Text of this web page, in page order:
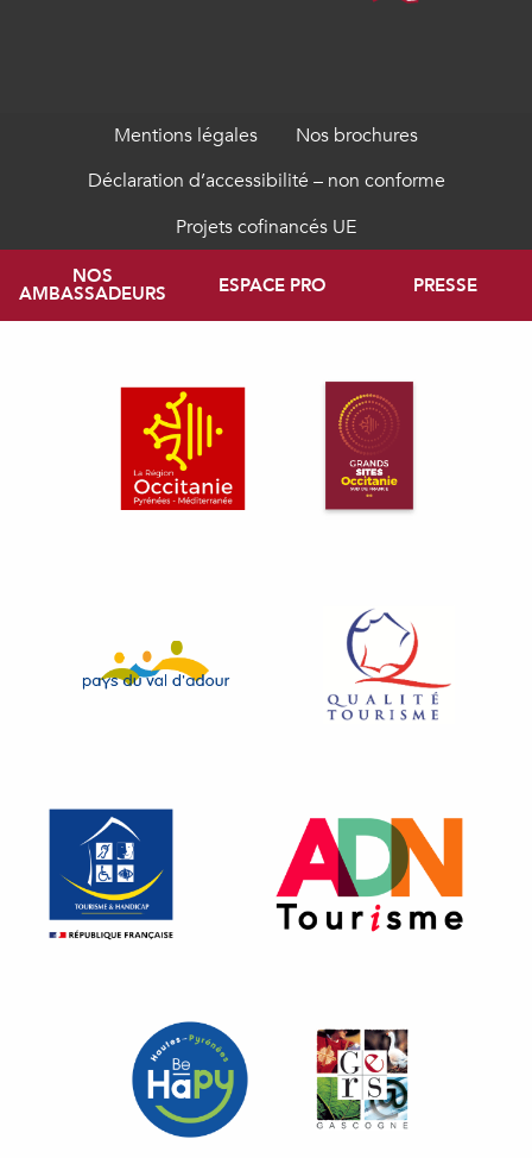
Mentions légales
Nos brochures
Déclaration d’accessibilité – non conforme
Projets cofinancés UE
NOS
AMBASSADEURS ESPACE PRO PRESSE